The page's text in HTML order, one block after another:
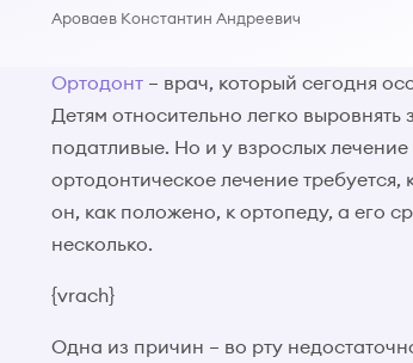
Ароваев Константин Андреевич
Ортодонт – врач, который сегодня
Детям относительно легко
податливые. Но и у взрослых
ортодонтическое лечение
он, как положено, к ортопеду, а его
несколько.
{vrach}
Одна из причин – во рту